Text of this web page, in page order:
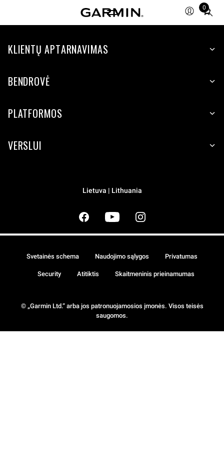
0
Total
KLIENTŲ APTARNAVIMAS
BENDROVĖ
PLATFORMOS
VERSLUI
Lietuva | Lithuania
© „Garmin Ltd.“ arba jos patronuojamosios įmonės. Visos teisės
saugomos.
Svetainės schema Naudojimo sąlygos Privatumas
Security Atitiktis Skaitmeninis prieinamumas